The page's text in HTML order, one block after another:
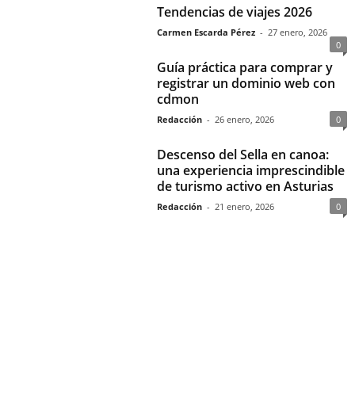
Tendencias de viajes 2026
Carmen Escarda Pérez - 27 enero, 2026
0
Guía práctica para comprar y
registrar un dominio web con
cdmon
Redacción - 26 enero, 2026 0
Descenso del Sella en canoa:
una experiencia imprescindible
de turismo activo en Asturias
Redacción - 21 enero, 2026 0